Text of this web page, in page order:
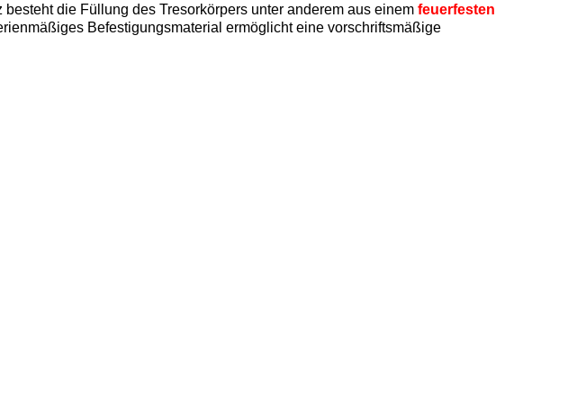
die Füllung des Tresorkörpers unter anderem aus einem feuerfesten
Befestigungsmaterial ermöglicht eine vorschriftsmäßige